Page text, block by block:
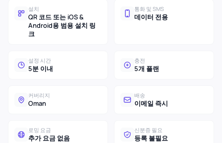
설치
QR 코드 또는 iOS &
Android용 범용 설치 링
크
통화 및 SMS
데이터 전용
설정 시간
5분 이내
충전
5개 플랜
커버리지
Oman
배송
이메일 즉시
로밍 요금
추가 요금 없음
신분증 필요
등록 불필요